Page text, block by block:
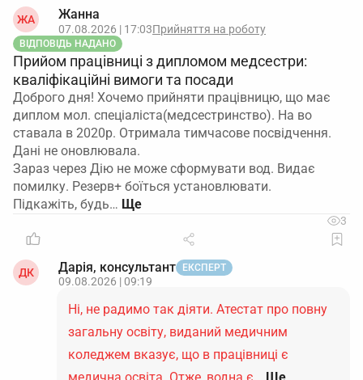
ЖА Жанна
07.08.2026 | 17:03Прийняття на роботу
ВІДПОВІДЬ НАДАНО
Прийом працівниці з дипломом медсестри:
кваліфікаційні вимоги та посади
Доброго дня! Хочемо прийняти працівницю, що має
диплом мол. спеціаліста(медсестринство). На во
ставала в 2020р. Отримала тимчасове посвідчення.
Дані не оновлювала.
Зараз через Дію не може сформувати вод. Видає
помилку. Резерв+ боїться установлювати.
Підкажіть, будь…
3
ДК Дарія, консультант ЕКСПЕРТ
09.08.2026 | 09:19
Ні, не радимо так діяти. Атестат про повну
загальну освіту, виданий медичним
коледжем вказує, що в працівниці є